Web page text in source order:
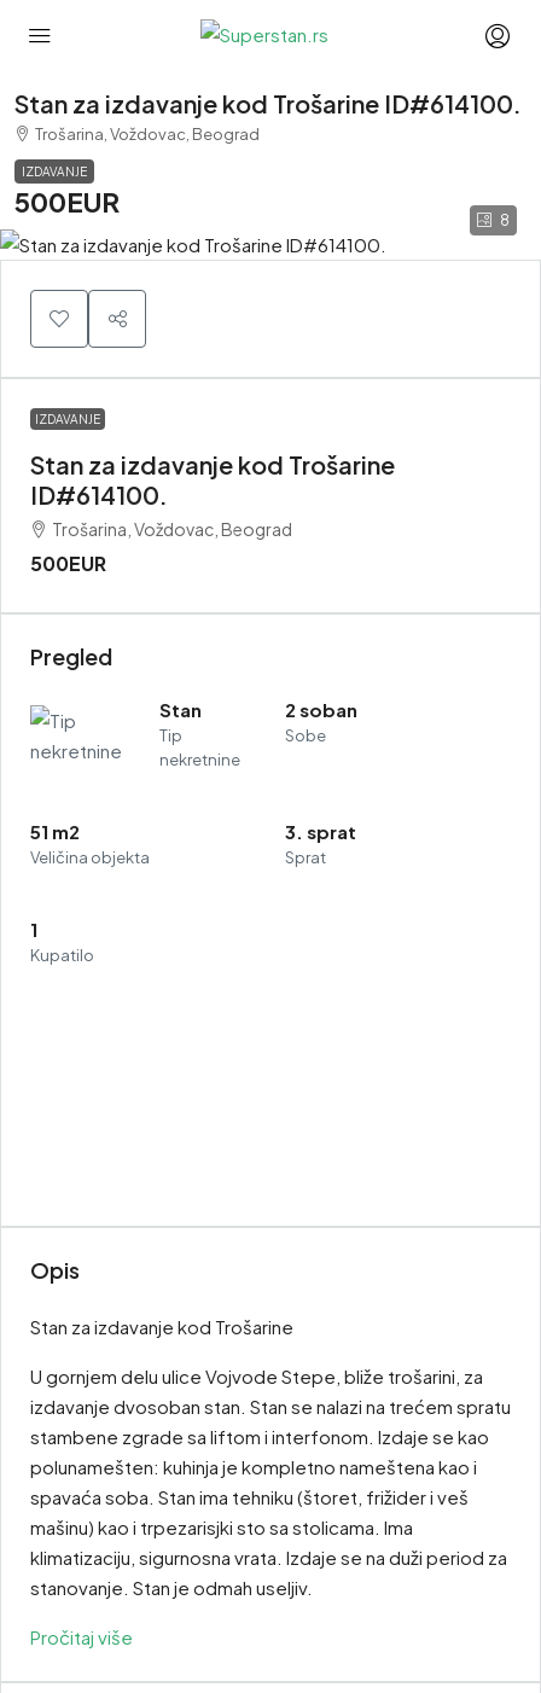
Stan za izdavanje kod Trošarine ID#614100.
Trošarina, Voždovac, Beograd
IZDAVANJE
500EUR
8
IZDAVANJE
Stan za izdavanje kod Trošarine
ID#614100.
Trošarina, Voždovac, Beograd
500EUR
Pregled
Stan
Tip
nekretnine
2 soban
Sobe
51 m2
Veličina objekta
3. sprat
Sprat
1
Kupatilo
Opis
Stan za izdavanje kod Trošarine
U gornjem delu ulice Vojvode Stepe, bliže trošarini, za
izdavanje dvosoban stan. Stan se nalazi na trećem spratu
stambene zgrade sa liftom i interfonom. Izdaje se kao
polunamešten: kuhinja je kompletno nameštena kao i
spavaća soba. Stan ima tehniku (štoret, frižider i veš
mašinu) kao i trpezarisjki sto sa stolicama. Ima
klimatizaciju, sigurnosna vrata. Izdaje se na duži period za
stanovanje. Stan je odmah useljiv.
Pročitaj više